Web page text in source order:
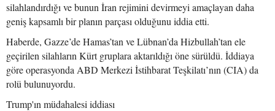
silahlandırdığı ve bunun İran rejimini devirmeyi amaçlayan daha
geniş kapsamlı bir planın parçası olduğunu iddia etti.
Haberde, Gazze’de Hamas’tan ve Lübnan’da Hizbullah’tan ele
geçirilen silahların Kürt gruplara aktarıldığı öne sürüldü. İddiaya
göre operasyonda ABD Merkezi İstihbarat Teşkilatı’nın (CIA) da
rolü bulunuyordu.
Trump'ın müdahalesi iddiası